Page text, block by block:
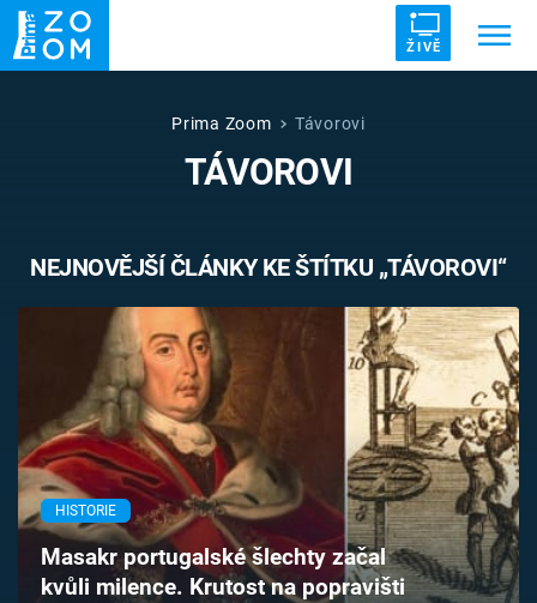
ŽIVĚ
UFO DRUHÁ SVĚTOVÁ VÁLKA
VETŘELCI DÁVNOVĚKU
Témata
Témata
Pořady
TV Program
Časopis
Prima Zoom Távorovi
TÁVOROVI
NEJNOVĚJŠÍ ČLÁNKY KE ŠTÍTKU „TÁVOROVI“
HISTORIE
Masakr portugalské šlechty začal
kvůli milence. Krutost na popravišti